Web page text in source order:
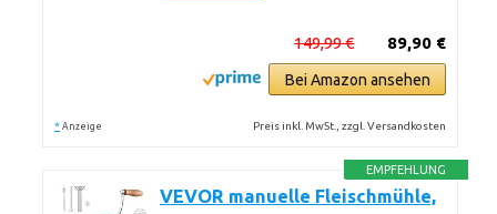
89,90 €
149,99 €
Bei Amazon ansehen
* Anzeige Preis inkl. MwSt., zzgl. Versandkosten
EMPFEHLUNG
VEVOR manuelle Fleischmühle,